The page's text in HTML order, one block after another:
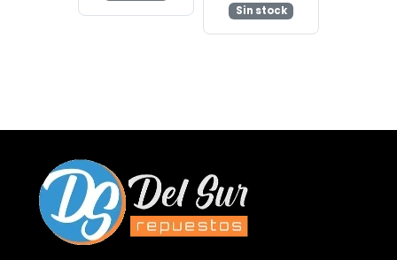
Sin stock